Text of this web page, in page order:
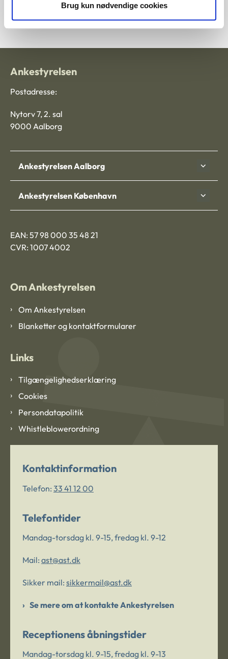
Brug kun nødvendige cookies
klage til psykolognævnet over den foreliggende
psykologundersøgelse.
Ankestyrelsen
Postadresse:
Nytorv 7, 2. sal
9000 Aalborg
Ankestyrelsen Aalborg
Ankestyrelsen København
EAN: 57 98 000 35 48 21
CVR: 1007 4002
Om Ankestyrelsen
Om Ankestyrelsen
Blanketter og kontaktformularer
Links
Tilgængelighedserklæring
Cookies
Persondatapolitik
Whistleblowerordning
Kontaktinformation
Telefon: 33 41 12 00
Telefontider
Mandag-torsdag kl. 9-15, fredag kl. 9-12
Mail: ast@ast.dk
Sikker mail: sikkermail@ast.dk
Se mere om at kontakte Ankestyrelsen
Receptionens åbningstider
Mandag-torsdag kl. 9-15, fredag kl. 9-13